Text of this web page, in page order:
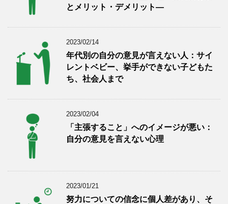
とメリット・デメリット―
2023/02/14
年代別の自分の意見が言えない人：サイ
レントベビー、挙手ができない子どもた
ち、社会人まで
2023/02/04
「主張すること」へのイメージが悪い：
自分の意見を言えない心理
2023/01/21
努力についての信念に個人差があり、そ